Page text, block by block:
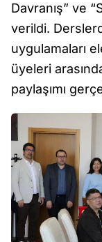
Davranış” ve
verildi.
uygulamaları
üyeleri
paylaşımı